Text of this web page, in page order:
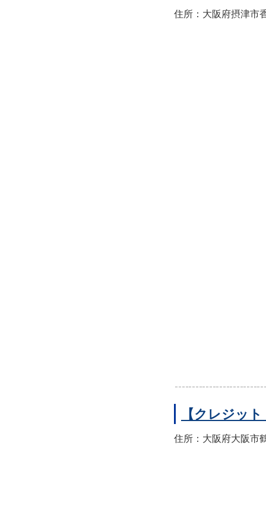
住所：大阪府摂津市
【クレジッ
住所：大阪府大阪市